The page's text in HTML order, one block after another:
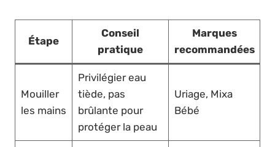
Étape
Conseil
pratique
Marques
recommandées
Mouiller
les mains
Privilégier eau
tiède, pas
brûlante pour
protéger la peau
Uriage, Mixa
Bébé